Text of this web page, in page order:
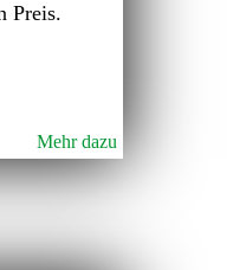
Preis.
Mehr dazu